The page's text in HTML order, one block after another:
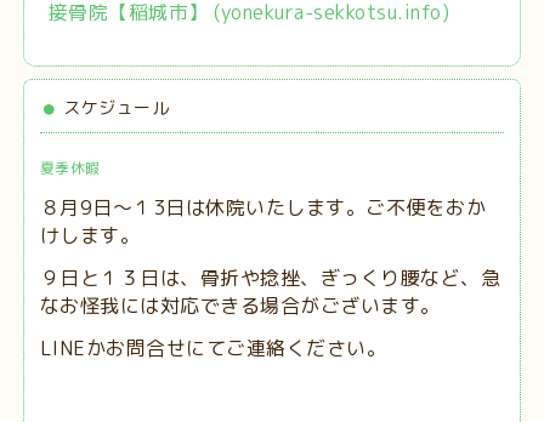
接骨院【稲城市】 (yonekura-sekkotsu.info)
スケジュール
夏季休暇
８月9日～１3日は休院いたします。ご不便をおか
けします。
９日と１３日は、 骨折や捻挫、ぎっくり腰など、急
なお怪我には対応できる場合がございます。
LINEかお問合せにてご連絡ください。